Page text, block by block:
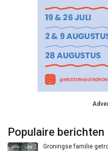
Populaire berichten
Groningse familie